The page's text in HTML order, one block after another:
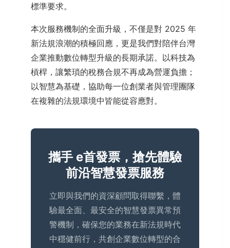
標準要求。
本次服務機制的全面升級，不僅是對 2025 年
新法規浪潮的積極回應，更是我們對陪伴台灣
企業推動數位轉型升級的長期承諾。以科技為
槓桿，讓繁瑣的稅務合規不再成為營運負擔；
以智慧為基礎，協助每一位創業者與管理團隊
在複雜的法規環境中皆能從容應對。
攜手 e首發票，搶先體驗
前沿智慧發票服務
立即與我們的資深顧問取得聯繫，體
驗最全面、最安全的智慧發票異常預
警機制，確保您的業務在新法規時代
中穩健前行，共創企業數位轉型的合